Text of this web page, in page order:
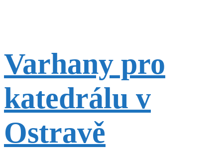
Varhany pro
katedrálu v
Ostravě